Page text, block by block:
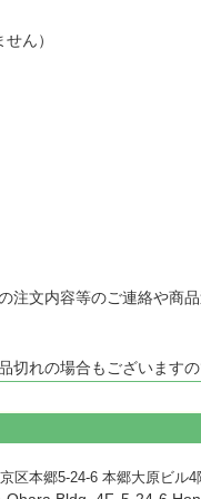
ん）
内容等のご連絡や商
の場合もございますの
区本郷5-24-6 本郷大原ビル